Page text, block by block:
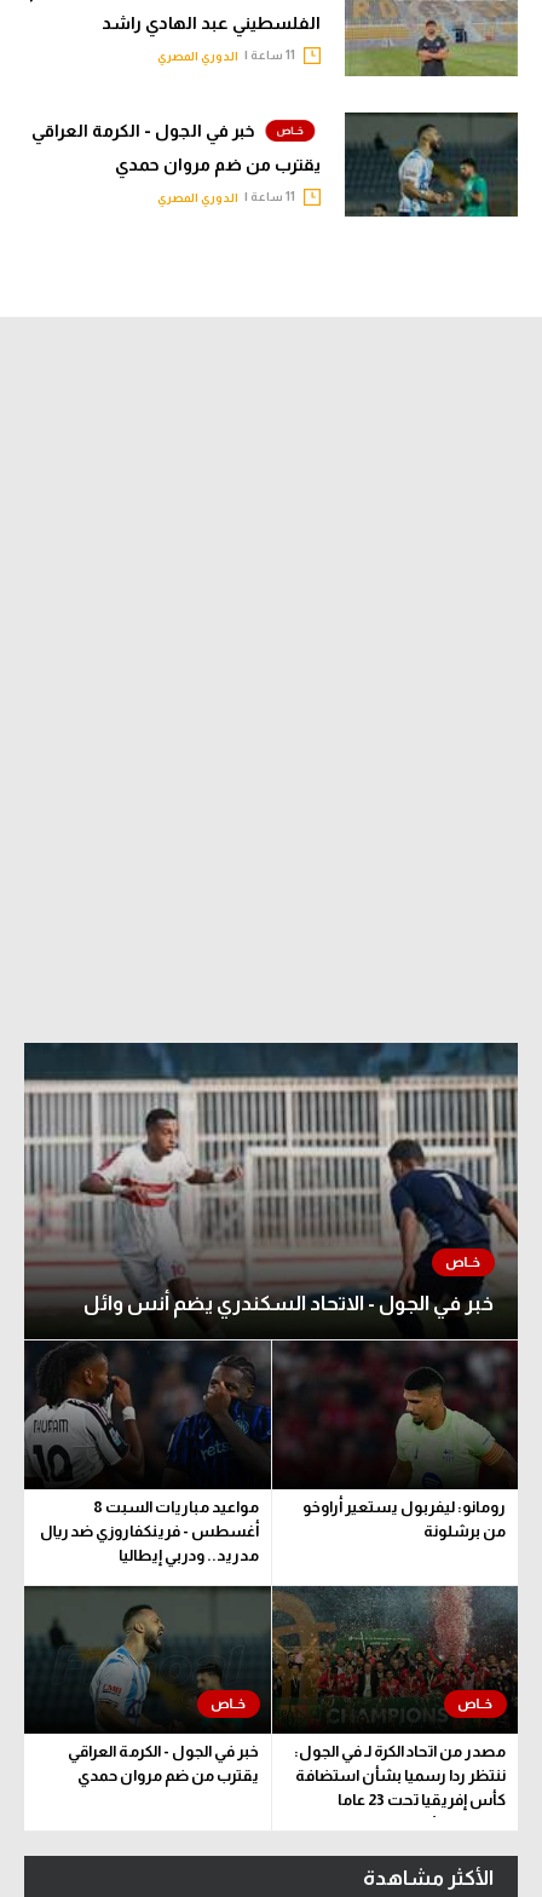
الفلسطيني عبد الهادي راشد
الدوري المصري
خبر في الجول - الكرمة العراقي
يقترب من ضم مروان حمدي
الدوري المصري
خبر في الجول - الاتحاد السكندري يضم أنس وائل
رومانو: ليفربول يستعير أراوخو
من برشلونة
مواعيد مباريات السبت 8
أغسطس - فرينكفاروزي ضد ريال
مدريد.. ودربي إيطاليا
مصدر من اتحاد الكرة لـ في الجول:
ننتظر ردا رسميا بشأن استضافة
كأس إفريقيا تحت 23 عاما
خبر في الجول - الكرمة العراقي
يقترب من ضم مروان حمدي
الأكثر مشاهدة